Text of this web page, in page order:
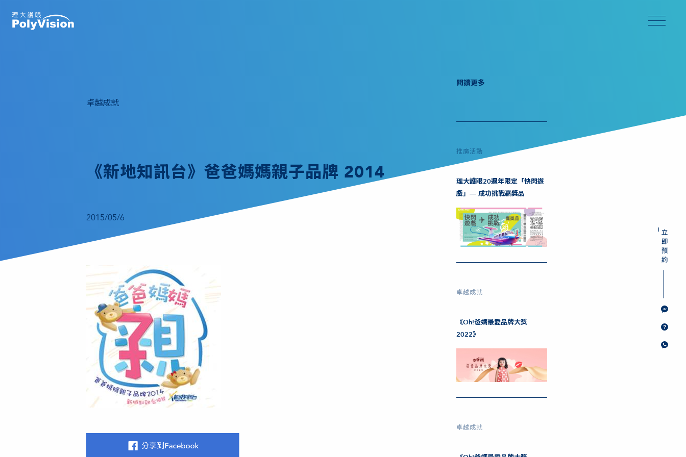
卓越成就
《新地知訊台》爸爸媽媽親子品牌 2014
2015/05/6
閱讀更多
推廣活動
理大護眼20週年限定「快閃遊
戲」— 成功挑戰贏獎品
卓越成就
《Oh!爸媽最愛品牌大獎
2022》
卓越成就